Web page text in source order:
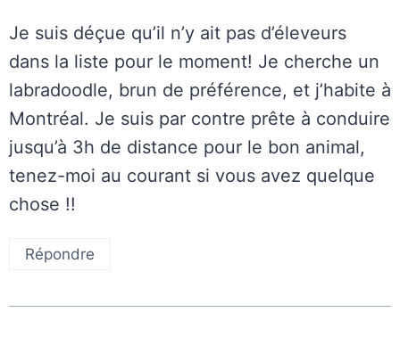
Je suis déçue qu’il n’y ait pas d’éleveurs
dans la liste pour le moment! Je cherche un
labradoodle, brun de préférence, et j’habite à
Montréal. Je suis par contre prête à conduire
jusqu’à 3h de distance pour le bon animal,
tenez-moi au courant si vous avez quelque
chose !!
Répondre